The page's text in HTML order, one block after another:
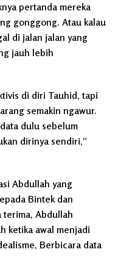
pertanda mereka
gonggong. Atau kalau
di jalan jalan yang
jauh lebih
di diri Tauhid, tapi
semakin ngawur.
dulu sebelum
dirinya sendiri,”
Abdullah yang
Bintek dan
Abdullah
ketika awal menjadi
Berbicara data